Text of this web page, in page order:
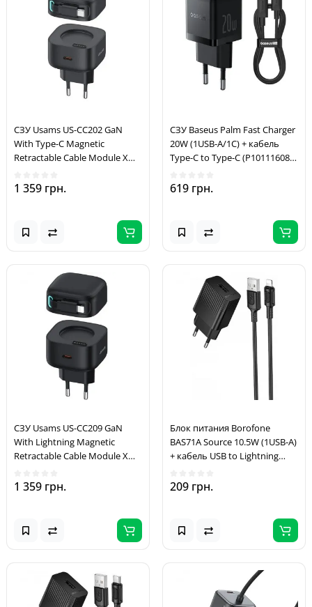
СЗУ Usams US-CC202 GaN
With Type-C Magnetic
Retractable Cable Module XMF
1 359 грн.
СЗУ Baseus Palm Fast Charger
20W (1USB-A/1C) + кабель
Type-C to Type-C (P10111608)
619 грн.
СЗУ Usams US-CC209 GaN
With Lightning Magnetic
Retractable Cable Module XMF
1 359 грн.
Блок питания Borofone
BAS71A Source 10.5W (1USB-A)
+ кабель USB to Lightning
209 грн.